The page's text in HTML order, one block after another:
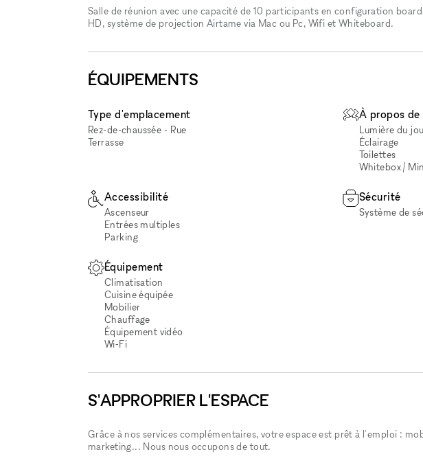
Salle de réunion avec une capacité de 10 participants en configuration
HD, système de projection Airtame via Mac ou Pc, Wifi et Whiteboard.
ÉQUIPEMENTS
Type d'emplacement
Rez-de-chaussée - Rue
Terrasse
À propos de
Lumière du
Éclairage
Toilettes
Whitebox /
Accessibilité
Ascenseur
Entrées multiples
Parking
Sécurité
Système de
Équipement
Climatisation
Cuisine équipée
Mobilier
Chauffage
Équipement vidéo
Wi‑Fi
S'APPROPRIER L'ESPACE
Grâce à nos services complémentaires, votre espace est prêt à l'emploi :
marketing... Nous nous occupons de tout.